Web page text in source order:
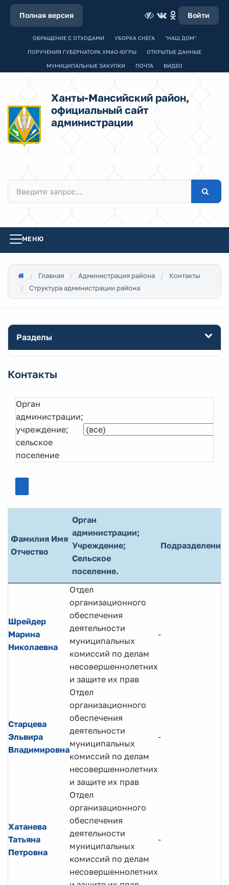
Полная версия Войти
ОБРАЩЕНИЕ С ОТХОДАМИ УБОРКА СНЕГА "НАШ ДОМ"
ПОРУЧЕНИЯ ГУБЕРНАТОРА ХМАО-ЮГРЫ ОТКРЫТЫЕ ДАННЫЕ
МУНИЦИПАЛЬНЫЕ ЗАКУПКИ ПОЧТА ВИДЕО
Ханты-Мансийский район,
официальный сайт
администрации
МЕНЮ
Главная Администрация района
Контакты
Структура администрации района
Разделы
Контакты
Орган
администрации;
учреждение;
сельское
поселение
Фамилия Имя
Отчество
Орган
администрации;
Учреждение;
Сельское
поселение.
Подразделение
Шрейдер
Марина
Николаевна
Отдел
организационного
обеспечения
деятельности
муниципальных
комиссий по делам
несовершеннолетних
и защите их прав
-
Старцева
Эльвира
Владимировна
Отдел
организационного
обеспечения
деятельности
муниципальных
комиссий по делам
несовершеннолетних
и защите их прав
-
Хатанева
Татьяна
Петровна
Отдел
организационного
обеспечения
деятельности
муниципальных
комиссий по делам
несовершеннолетних
-